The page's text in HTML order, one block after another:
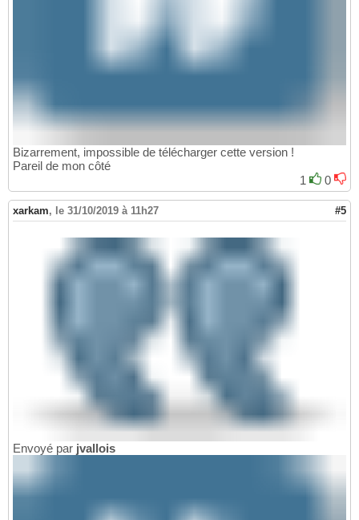
Bizarrement, impossible de télécharger cette version !
Pareil de mon côté
1
0
xarkam, le 31/10/2019 à 11h27 #5
Envoyé par jvallois